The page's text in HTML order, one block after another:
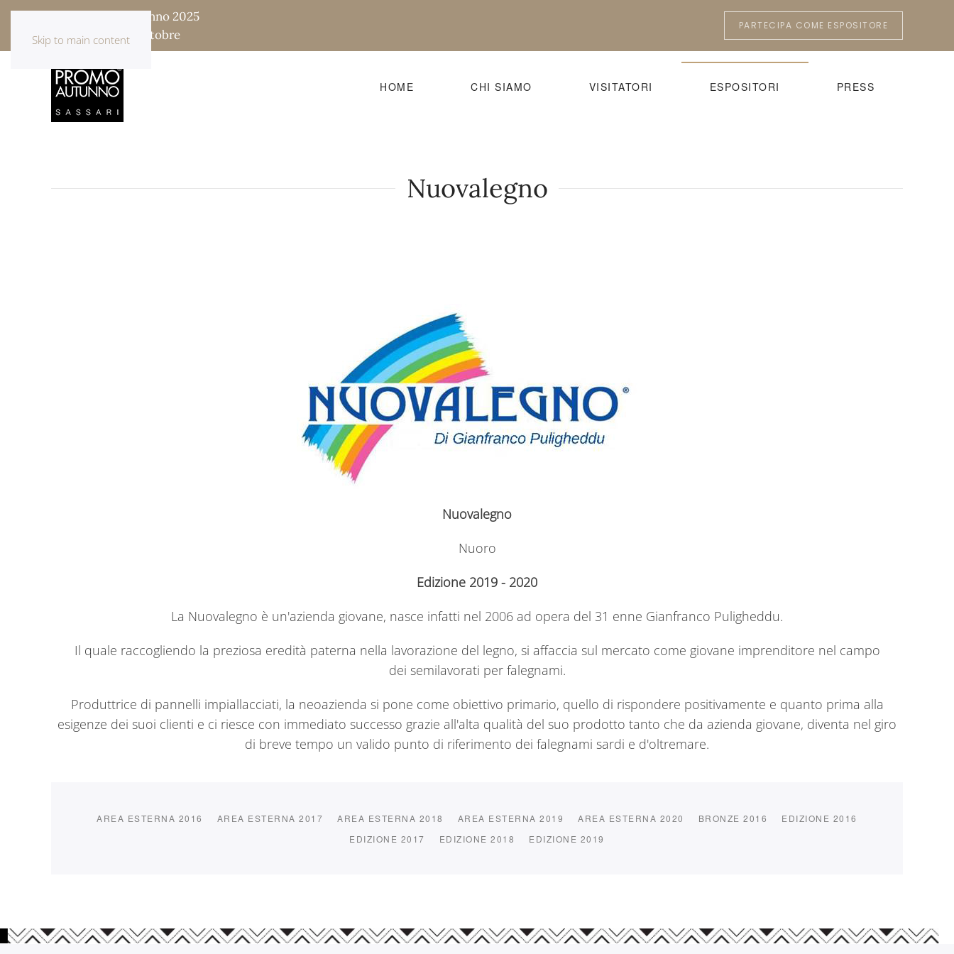
Skip to main content
Fiera Promo Autunno 2025
17 - 18 - 19 - 20 Ottobre
PARTECIPA COME ESPOSITORE
HOME CHI SIAMO VISITATORI ESPOSITORI PRESS
Nuovalegno
Nuovalegno
Nuoro
Edizione 2019 - 2020
La Nuovalegno è un'azienda giovane, nasce infatti nel 2006 ad opera del 31 enne Gianfranco Puligheddu.
Il quale raccogliendo la preziosa eredità paterna nella lavorazione del legno, si affaccia sul mercato come giovane imprenditore nel campo
dei semilavorati per falegnami.
Produttrice di pannelli impiallacciati, la neoazienda si pone come obiettivo primario, quello di rispondere positivamente e quanto prima alla
esigenze dei suoi clienti e ci riesce con immediato successo grazie all'alta qualità del suo prodotto tanto che da azienda giovane, diventa nel giro
di breve tempo un valido punto di riferimento dei falegnami sardi e d'oltremare.
AREA ESTERNA 2016 AREA ESTERNA 2017 AREA ESTERNA 2018 AREA ESTERNA 2019 AREA ESTERNA 2020 BRONZE 2016
EDIZIONE 2016
EDIZIONE 2017
EDIZIONE 2018 EDIZIONE 2019